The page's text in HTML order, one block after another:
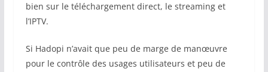
bien sur le téléchargement direct, le streaming et
l’IPTV.
Si Hadopi n’avait que peu de marge de manœuvre
pour le contrôle des usages utilisateurs et peu de